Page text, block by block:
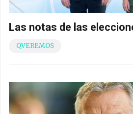
Las notas de las
QVEREMOS